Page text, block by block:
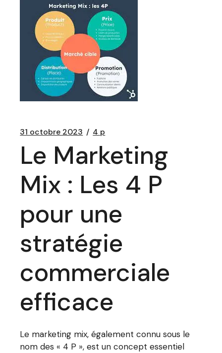
31 octobre 2023 4 p
Le Marketing
Mix : Les 4 P
pour une
stratégie
commerciale
efficace
Le marketing mix, également connu sous le
nom des « 4 P », est un concept essentiel